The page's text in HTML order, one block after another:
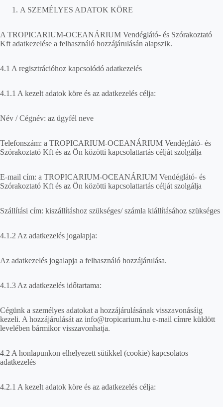
A SZEMÉLYES ADATOK KÖRE
A TROPICARIUM-OCEANÁRIUM Vendéglátó- és Szórakoztató
Kft adatkezelése a felhasználó hozzájárulásán alapszik.
4.1 A regisztrációhoz kapcsolódó adatkezelés
4.1.1 A kezelt adatok köre és az adatkezelés célja:
Név / Cégnév: az ügyfél neve
Telefonszám: a TROPICARIUM-OCEANÁRIUM Vendéglátó- és
Szórakoztató Kft és az Ön közötti kapcsolattartás célját szolgálja
E-mail cím: a TROPICARIUM-OCEANÁRIUM Vendéglátó- és
Szórakoztató Kft és az Ön közötti kapcsolattartás célját szolgálja
Szállítási cím: kiszállításhoz szükséges/ számla kiállításához szükséges
4.1.2 Az adatkezelés jogalapja:
Az adatkezelés jogalapja a felhasználó hozzájárulása.
4.1.3 Az adatkezelés időtartama:
Cégünk a személyes adatokat a hozzájárulásának visszavonásáig
kezeli. A hozzájárulását az info@tropicarium.hu e-mail címre küldött
levelében bármikor visszavonhatja.
4.2 A honlapunkon elhelyezett sütikkel (cookie) kapcsolatos
adatkezelés
4.2.1 A kezelt adatok köre és az adatkezelés célja: